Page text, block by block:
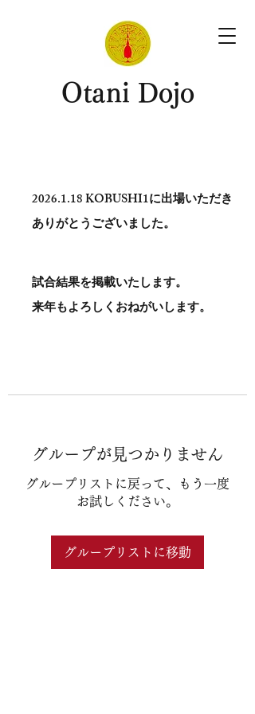
​Otani Dojo
2026.1.18KOBUSHI1に出場いただき
ありがとう​ございました。
試合結果を掲載いたします。
​来年もよろしくおねがいします。
グループが見つかりません
グループリストに戻って、もう一度
お試しください。
グループリストに移動